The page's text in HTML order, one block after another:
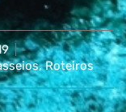
,Roteiros